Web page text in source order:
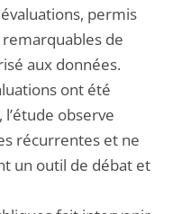
permis
de
aux données.
ont été
observe
récurrentes et ne
un outil de débat et